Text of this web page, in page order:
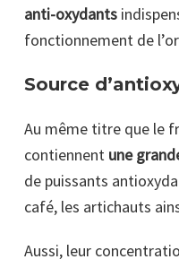
anti-oxydants
fonctionnement de
Source
Au même titre que le
contiennent une
de puissants
café, les artichauts
Aussi, leur